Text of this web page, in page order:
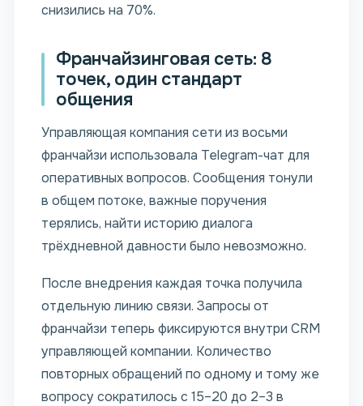
снизились на 70%.
Франчайзинговая сеть: 8
точек, один стандарт
общения
Управляющая компания сети из восьми
франчайзи использовала Telegram-чат для
оперативных вопросов. Сообщения тонули
в общем потоке, важные поручения
терялись, найти историю диалога
трёхдневной давности было невозможно.
После внедрения каждая точка получила
отдельную линию связи. Запросы от
франчайзи теперь фиксируются внутри CRM
управляющей компании. Количество
повторных обращений по одному и тому же
вопросу сократилось с 15–20 до 2–3 в